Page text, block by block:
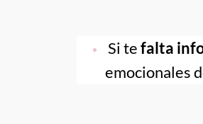
Si te falta
emocionales